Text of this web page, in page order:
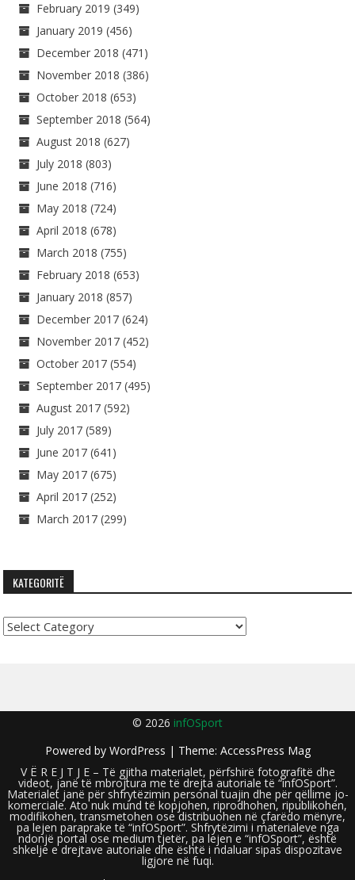
February 2019 (349)
January 2019 (456)
December 2018 (471)
November 2018 (386)
October 2018 (653)
September 2018 (564)
August 2018 (627)
July 2018 (803)
June 2018 (716)
May 2018 (724)
April 2018 (678)
March 2018 (755)
February 2018 (653)
January 2018 (857)
December 2017 (624)
November 2017 (452)
October 2017 (554)
September 2017 (495)
August 2017 (592)
July 2017 (589)
June 2017 (641)
May 2017 (675)
April 2017 (252)
March 2017 (299)
KATEGORITË
Kategoritë
© 2026 infOSport
Powered by WordPress | Theme: AccessPress Mag
V Ë R E J T J E – Të gjitha materialet, përfshirë fotografitë dhe
videot, janë të mbrojtura me të drejta autoriale të “infOSport”.
Materialet janë për shfrytëzimin personal tuajin dhe për qëllime jo-
komerciale. Ato nuk mund të kopjohen, riprodhohen, ripublikohen,
modifikohen, transmetohen ose distribuohen në çfarëdo mënyre,
pa lejen paraprake të “infOSport”. Shfrytëzimi i materialeve nga
ndonjë portal ose medium tjetër, pa lejen e “infOSport”, është
shkelje e drejtave autoriale dhe është i ndaluar sipas dispozitave
ligjore në fuqi.